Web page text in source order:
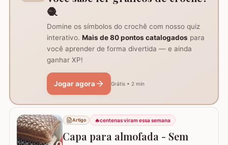
🧶
Domine os símbolos do crochê com nosso quiz
interativo. Mais de 80 pontos catalogados para
você aprender de forma divertida — e ainda
ganhar XP!
Jogar agora Grátis • 2 min
Artigo 🔥centenas viram essa semana
Capa para almofada - Sem